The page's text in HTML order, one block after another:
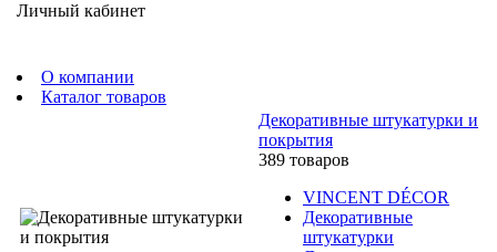
Личный кабинет
О компании
Каталог товаров
Декоративные штукатурки и
покрытия
389 товаров
VINCENT DÉCOR
Декоративные
штукатурки